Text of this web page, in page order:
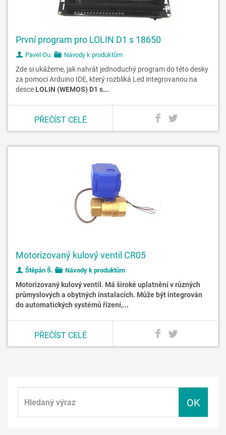
První program pro LOLIN D1 s 18650
Pavel Ou. Návody k produktům
Zde si ukážeme, jak nahrát jednoduchý program do této desky
za pomoci Arduino IDE, který rozbliká Led integrovanou na
desce LOLIN (WEMOS) D1 s...
PŘEČÍST CELÉ
Motorizovaný kulový ventil CR05
Štěpán Š. Návody k produktům
Motorizovaný kulový ventil. Má široké uplatnění v různých
průmyslových a obytných instalacích. Může být integrován
do automatických systémů řízení,...
PŘEČÍST CELÉ
OK